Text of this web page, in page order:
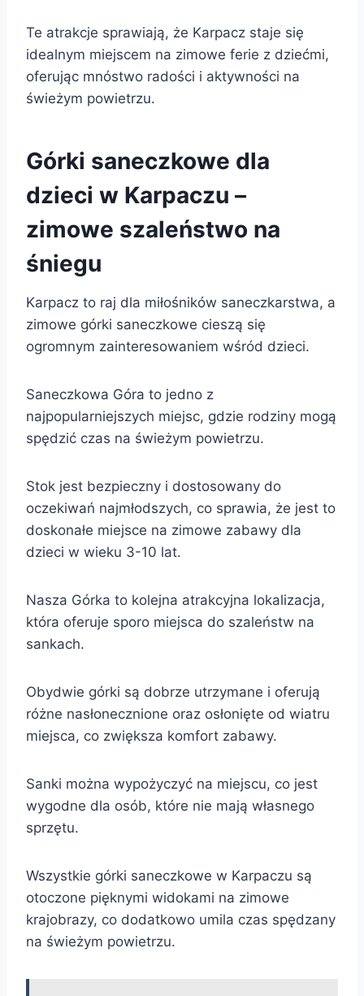
Te atrakcje sprawiają, że Karpacz staje się
idealnym miejscem na zimowe ferie z dziećmi,
oferując mnóstwo radości i aktywności na
świeżym powietrzu.
Górki saneczkowe dla
dzieci w Karpaczu –
zimowe szaleństwo na
śniegu
Karpacz to raj dla miłośników saneczkarstwa, a
zimowe górki saneczkowe cieszą się
ogromnym zainteresowaniem wśród dzieci.
Saneczkowa Góra to jedno z
najpopularniejszych miejsc, gdzie rodziny mogą
spędzić czas na świeżym powietrzu.
Stok jest bezpieczny i dostosowany do
oczekiwań najmłodszych, co sprawia, że jest to
doskonałe miejsce na zimowe zabawy dla
dzieci w wieku 3-10 lat.
Nasza Górka to kolejna atrakcyjna lokalizacja,
która oferuje sporo miejsca do szaleństw na
sankach.
Obydwie górki są dobrze utrzymane i oferują
różne nasłonecznione oraz osłonięte od wiatru
miejsca, co zwiększa komfort zabawy.
Sanki można wypożyczyć na miejscu, co jest
wygodne dla osób, które nie mają własnego
sprzętu.
Wszystkie górki saneczkowe w Karpaczu są
otoczone pięknymi widokami na zimowe
krajobrazy, co dodatkowo umila czas spędzany
na świeżym powietrzu.